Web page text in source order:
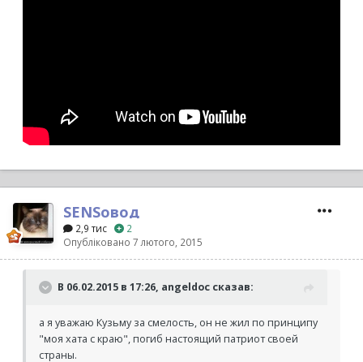
SENSовод
2,9 тис
2
Опубліковано 7 лютого, 2015
В 06.02.2015 в 17:26, angeldoc сказав:
а я уважаю Кузьму за смелость, он не жил по принципу
"моя хата с краю", погиб настоящий патриот своей
страны.